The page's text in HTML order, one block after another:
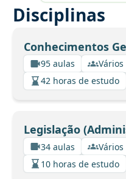
Disciplinas
Conhecimentos
95 aulas
42 horas de estudo
Legislação
34 aulas
10 horas de estudo